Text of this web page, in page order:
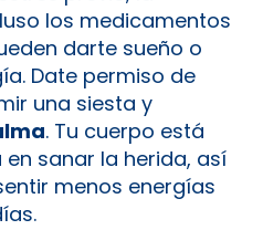
los medicamentos
darte sueño o
Date permiso de
una siesta y
. Tu cuerpo está
sanar la herida, así
menos energías